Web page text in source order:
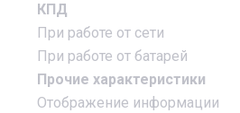
КПД
При работе от сети
При работе от батарей
Прочие характеристики
Отображение информации